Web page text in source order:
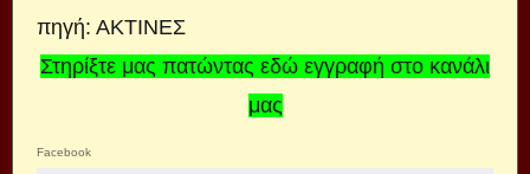
πηγή: ΑΚΤΙΝΕΣ
Στηρίξτε μας πατώντας εδώ εγγραφή στο κανάλι
μας
Facebook